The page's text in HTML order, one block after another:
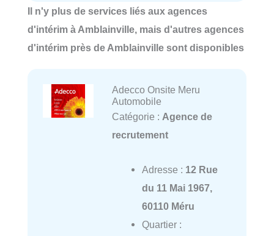
Il n'y plus de services liés aux agences
d'intérim à Amblainville, mais d'autres agences
d'intérim près de Amblainville sont disponibles
Adecco Onsite Meru
Automobile
Catégorie : Agence de
recrutement
Adresse : 12 Rue
du 11 Mai 1967,
60110 Méru
Quartier :